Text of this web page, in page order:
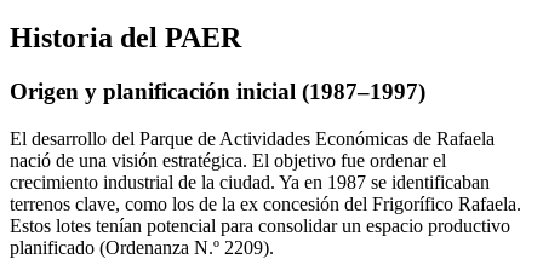
Historia del PAER
Origen y planificación inicial (1987–1997)
El desarrollo del Parque de Actividades Económicas de Rafaela
nació de una visión estratégica. El objetivo fue ordenar el
crecimiento industrial de la ciudad. Ya en 1987 se identificaban
terrenos clave, como los de la ex concesión del Frigorífico Rafaela.
Estos lotes tenían potencial para consolidar un espacio productivo
planificado (Ordenanza N.º 2209).